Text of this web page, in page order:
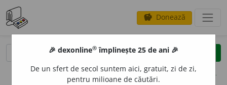
savings Donează
clear
opțiuni
🎉 dexonline® împlinește 25 de ani 🎉
De un sfert de secol suntem aici, gratuit, zi de zi,
pentru milioane de căutări.